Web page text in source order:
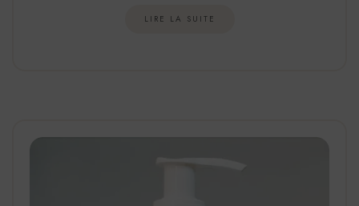
LIRE LA SUITE